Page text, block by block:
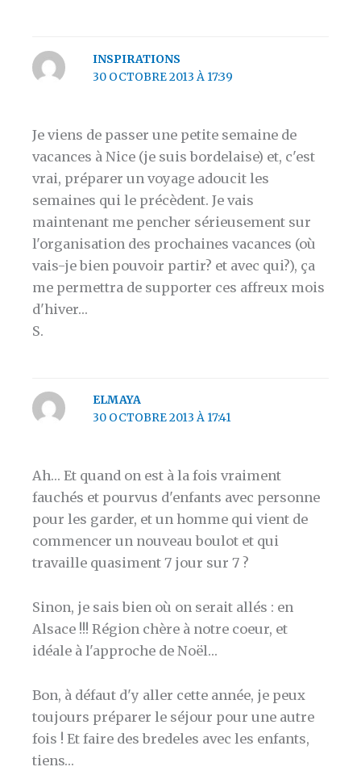
INSPIRATIONS
30 OCTOBRE 2013 À 17:39
Je viens de passer une petite semaine de
vacances à Nice (je suis bordelaise) et, c'est
vrai, préparer un voyage adoucit les
semaines qui le précèdent. Je vais
maintenant me pencher sérieusement sur
l'organisation des prochaines vacances (où
vais-je bien pouvoir partir? et avec qui?), ça
me permettra de supporter ces affreux mois
d'hiver…
S.
ELMAYA
30 OCTOBRE 2013 À 17:41
Ah… Et quand on est à la fois vraiment
fauchés et pourvus d'enfants avec personne
pour les garder, et un homme qui vient de
commencer un nouveau boulot et qui
travaille quasiment 7 jour sur 7 ?
Sinon, je sais bien où on serait allés : en
Alsace !!! Région chère à notre coeur, et
idéale à l'approche de Noël…
Bon, à défaut d'y aller cette année, je peux
toujours préparer le séjour pour une autre
fois ! Et faire des bredeles avec les enfants,
tiens…